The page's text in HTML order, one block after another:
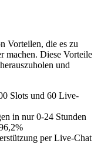
Vorteilen, die es zu
machen. Diese Vorteile
und
Slots und 60 Live-
in nur 0-24 Stunden
per Live-Chat